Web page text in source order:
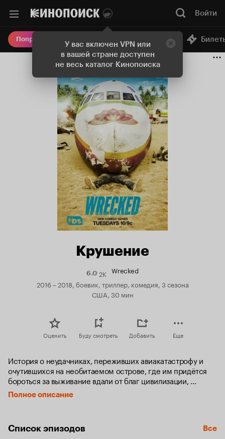
У вас включен VPN или
в вашей стране доступен
не весь каталог Кинопоиска
Войти
Попробовать Плюс Онлайн-кинотеатр
Крушение
6.0Рейтинг
6.0
2K Wrecked
2016 – 2018, боевик, триллер, комедия, 3 сезона
США, 30 мин
Оценить Буду смотреть Добавить Еще
История о неудачниках, переживших авиакатастрофу и
очутившихся на необитаемом острове, где им придётся
бороться за выживание вдали от благ цивилизации,
социальных сетей и вай-фая.
Полное описание
Список эпизодов Все